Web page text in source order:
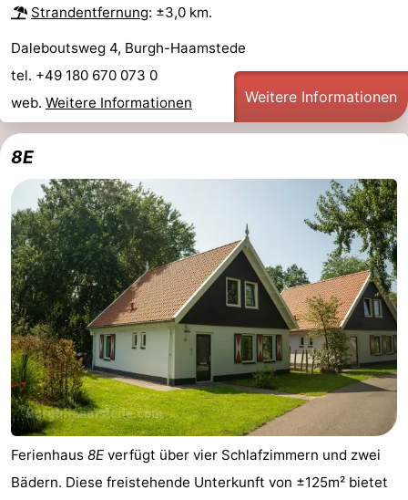
Strandentfernung: ±3,0 km.
Daleboutsweg 4, Burgh-Haamstede
tel. +49 180 670 073 0
web. Weitere Informationen Weitere Informationen
8E
Ferienhaus 8E verfügt über vier Schlafzimmern und zwei
Bädern. Diese freistehende Unterkunft von ±125m² bietet